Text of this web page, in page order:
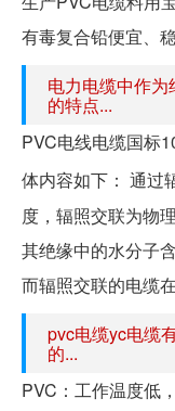
有毒复合铅便宜、
电力电缆中作
的特点...
PVC电线电缆国标
体内容如下： 通过
度，辐照交联为物
其绝缘中的水分子
而辐照交联的电缆
pvc电缆yc电缆
的...
PVC：工作温度低